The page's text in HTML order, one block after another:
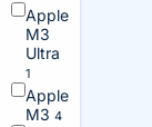
Apple
M3
Ultra
1
Apple
M3 4